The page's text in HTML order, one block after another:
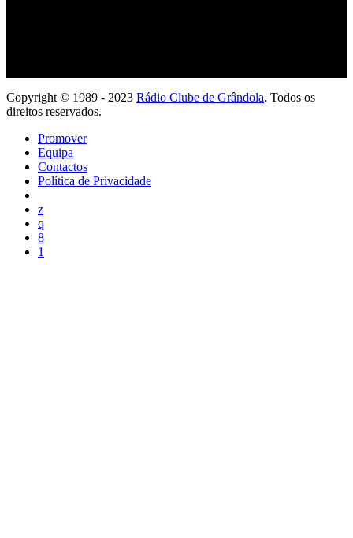
Copyright © 1989 - 2023 Rádio Clube de Grândola. Todos os
direitos reservados.
Promover
Equipa
Contactos
Política de Privacidade